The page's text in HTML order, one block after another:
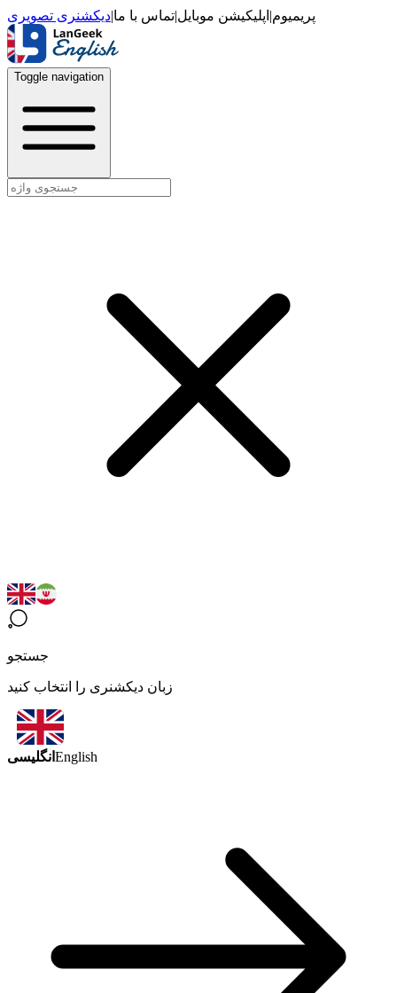
پریمیوم| اپلیکیشن موبایل|تماس با ما|دیکشنری تصویری
Toggle navigation
جستجو
زبان دیکشنری را انتخاب کنید
انگلیسی English